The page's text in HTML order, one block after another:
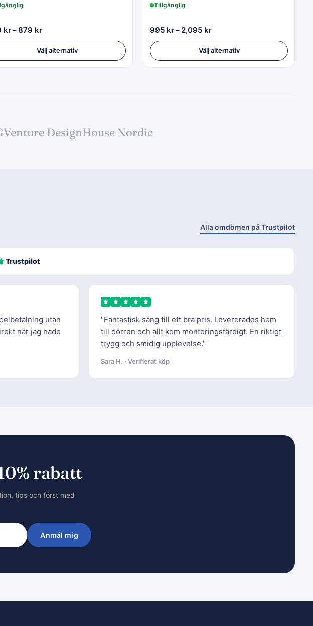
kr–879 kr
Välj alternativ
Tillgänglig
995 kr– 2,095 kr
Välj alternativ
Venture DesignHouse Nordic
Alla omdömen på Trustpilot
Trustpilot
utan
när jag hade
"Fantastisk säng till ett bra pris. Levererades hem
till dörren och allt kom monteringsfärdigt. En riktigt
trygg och smidig upplevelse."
Sara H. · Verifierat köp
rabatt
tips och först med
Anmäl mig